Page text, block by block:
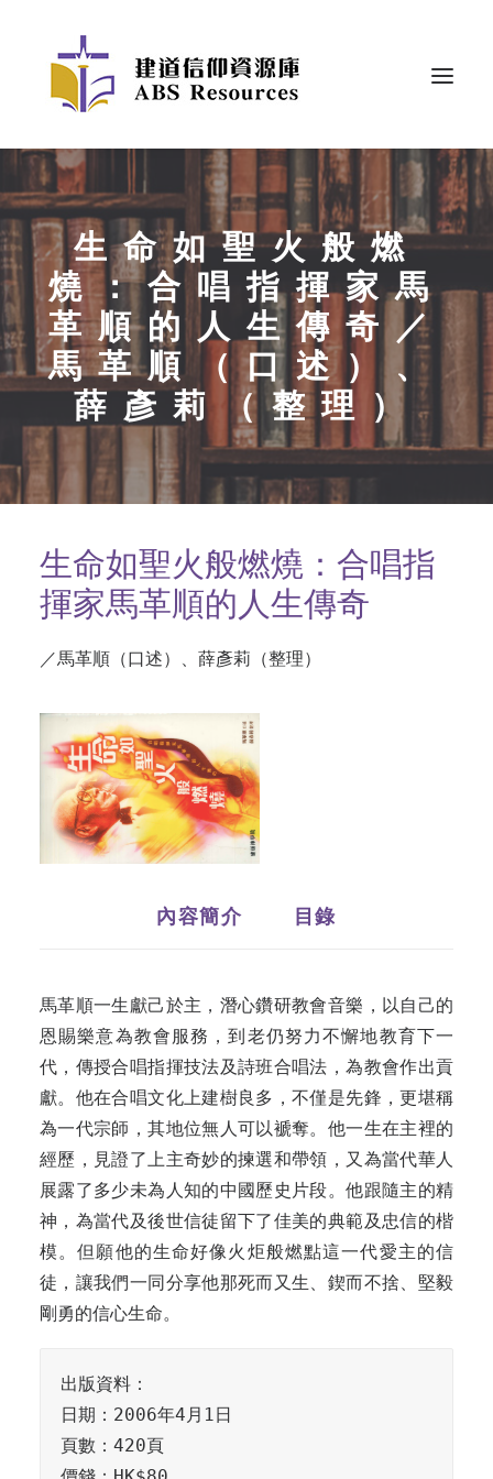
生命如聖火般燃
燒：合唱指揮家馬
革順的人生傳奇／
馬革順（口述）、
薛彥莉（整理）
生命如聖火般燃燒：合唱指
揮家馬革順的人生傳奇
／馬革順（口述）、薛彥莉（整理）
內容簡介 目錄
馬革順一生獻己於主，潛心鑽研教會音樂，以自己的
恩賜樂意為教會服務，到老仍努力不懈地教育下一
代，傳授合唱指揮技法及詩班合唱法，為教會作出貢
獻。他在合唱文化上建樹良多，不僅是先鋒，更堪稱
為一代宗師，其地位無人可以褫奪。他一生在主裡的
經歷，見證了上主奇妙的揀選和帶領，又為當代華人
展露了多少未為人知的中國歷史片段。他跟隨主的精
神，為當代及後世信徒留下了佳美的典範及忠信的楷
模。但願他的生命好像火炬般燃點這一代愛主的信
徒，讓我們一同分享他那死而又生、鍥而不捨、堅毅
剛勇的信心生命。
出版資料：
日期：2006年4月1日
頁數：420頁